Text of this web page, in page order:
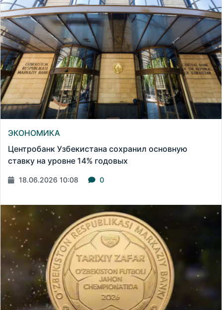
ЭКОНОМИКА
Центробанк Узбекистана сохранил основную
ставку на уровне 14% годовых
18.06.2026 10:08 0